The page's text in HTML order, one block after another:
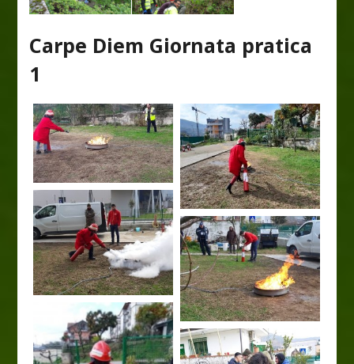
Carpe Diem Giornata pratica
1